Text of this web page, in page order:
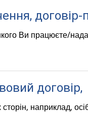
Ви працюєте/
договір,
наприклад,